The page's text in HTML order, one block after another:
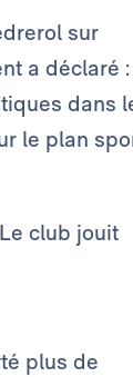
sur
a déclaré :
dans
le plan
club jouit
plus de